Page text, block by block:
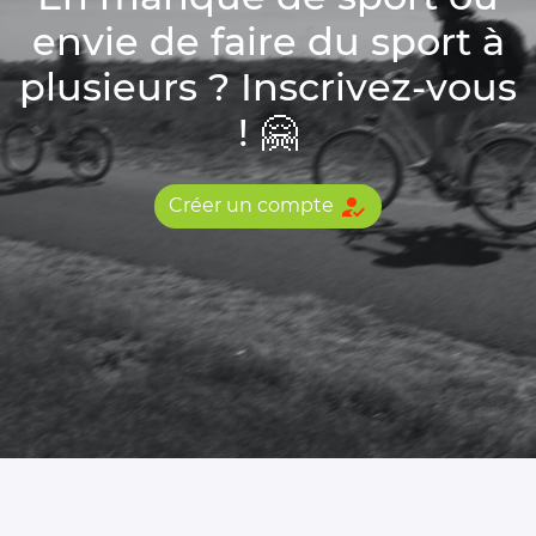
envie de faire du sport à
plusieurs ? Inscrivez-vous
! 🤗
Créer un compte how_to_reg